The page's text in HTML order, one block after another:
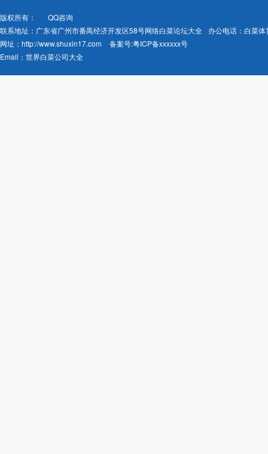
版权所有：
QQ咨询
联系地址：广东省广州市番禺经济开发区58号网络白菜论坛大全
办公电话：白菜
网址： http://www.shuxin17.com 备案号:粤ICP备xxxxxx号
Email： 世界白菜公司大全